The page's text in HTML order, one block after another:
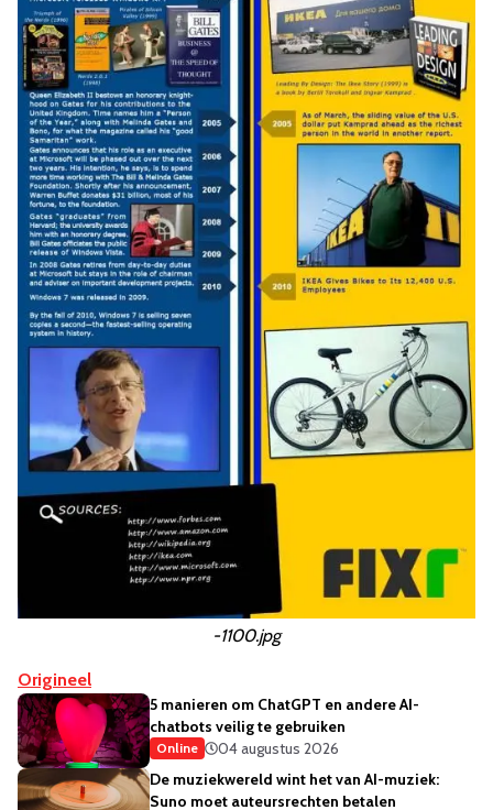
-1100.jpg
Origineel
5 manieren om ChatGPT en andere AI-
chatbots veilig te gebruiken
Online
04 augustus 2026
De muziekwereld wint het van AI-muziek:
Suno moet auteursrechten betalen